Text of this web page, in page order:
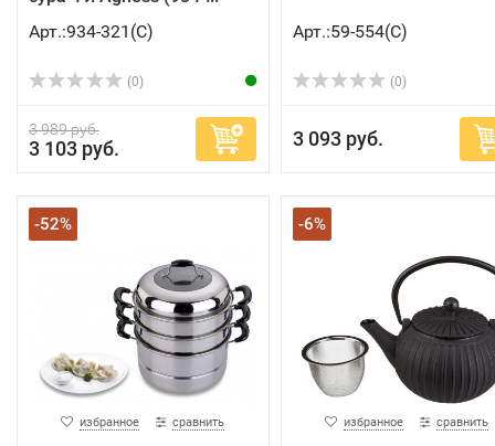
Арт.:934-321(C)
(0)
3 989 руб.
3 103 руб.
Арт.:59-554(C)
(0)
3 093 руб.
-52%
избранное сравнить
-6%
избранное сравнить